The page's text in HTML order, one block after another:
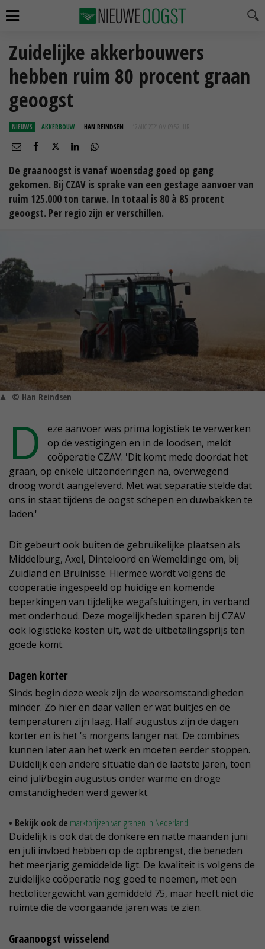
Zuidelijke akkerbouwers
hebben ruim 80 procent graan
geoogst
NIEUWS AKKERBOUW HAN REINDSEN 17 AUG 2021 OM 09:57
De graanoogst is vanaf woensdag goed op gang
gekomen. Bij CZAV is sprake van een gestage aanvoer van
ruim 125.000 ton tarwe. In totaal is 80 à 85 procent
geoogst. Per regio zijn er verschillen.
© Han Reindsen
D
eze aanvoer was prima logistiek te verwerken
op de vestigingen en in de loodsen, meldt
coöperatie CZAV. 'Dit komt mede doordat het
graan, op enkele uitzonderingen na, overwegend
droog wordt aangeleverd. Met wat separatie stelde dat
ons in staat tijdens de oogst schepen en duwbakken te
laden.'
Dit gebeurt ook buiten de gebruikelijke plaatsen als
Middelburg, Axel, Dinteloord en Wemeldinge om, bij
Zuidland en Bruinisse. Hiermee wordt volgens de
coöperatie ingespeeld op huidige en komende
beperkingen van tijdelijke wegafsluitingen, in verband
met onderhoud. Deze mogelijkheden sparen bij CZAV
ook logistieke kosten uit, wat de uitbetalingsprijs ten
goede komt.
Dagen korter
Sinds begin deze week zijn de weersomstandigheden
minder. Zo hier en daar vallen er wat buitjes en de
temperaturen zijn laag. Half augustus zijn de dagen
korter en is het 's morgens langer nat. De combines
kunnen later aan het werk en moeten eerder stoppen.
Duidelijk een andere situatie dan de laatste jaren, toen
eind juli/begin augustus onder warme en droge
omstandigheden werd gewerkt.
• Bekijk ook de marktprijzen van granen in Nederland
Duidelijk is ook dat de donkere en natte maanden juni
en juli invloed hebben op de opbrengst, die beneden
het meerjarig gemiddelde ligt. De kwaliteit is volgens de
zuidelijke coöperatie nog goed te noemen, met een
hectolitergewicht van gemiddeld 75, maar heeft niet die
ruimte die de voorgaande jaren was te zien.
Graanoogst wisselend